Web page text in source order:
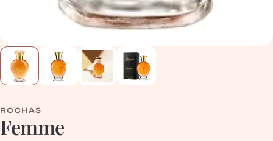
ROCHAS
Femme